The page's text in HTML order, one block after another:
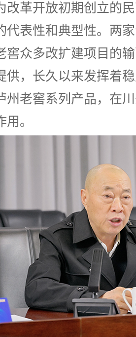
改革开放初期创立的
代表性和典型性。两
窖众多改扩建项目的
供，长久以来发挥着
州老窖系列产品，在
。